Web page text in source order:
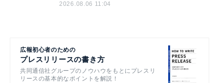
2026.08.06 11:04
広報初心者のための
プレスリリースの書き方
共同通信社グループのノウハウをもとにプレスリ
リースの基本的なポイントを解説！